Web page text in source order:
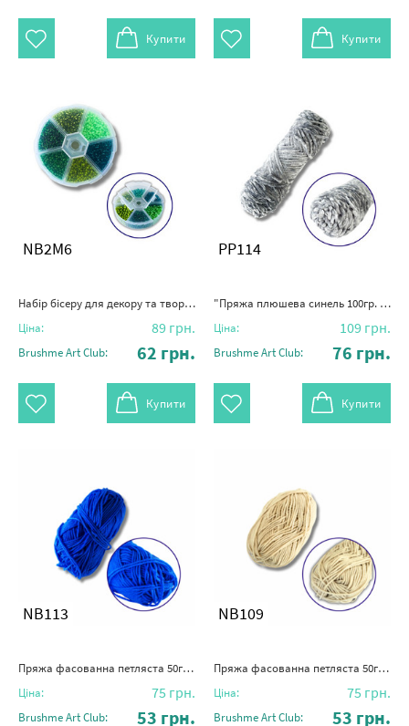
Купити Купити
NB2M6
Набір бісеру для декору та творчості 6 - кольоровий 2 мм №6
Ціна: 89 грн.
Brushme Art Club: 62 грн.
Купити
PP114
"Пряжа плюшева синель 100гр. (100% поліестер)" світло-сірий
Ціна: 109 грн.
Brushme Art Club: 76 грн.
Купити
NB113
Пряжа фасованна петляста 50гр. (80% бавовни+ 20% молочна клітковина) синій
Ціна: 75 грн.
Brushme Art Club: 53 грн.
NB109
Пряжа фасованна петляста 50гр. (80% бавовни+ 20% молочна клітковина) хакі
Ціна: 75 грн.
Brushme Art Club: 53 грн.